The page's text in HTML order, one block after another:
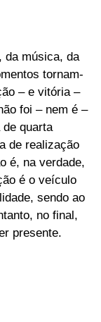
da música, da
tornam-
– e vitória –
foi – nem é –
quarta
de realização
é, na verdade,
é o veículo
sendo ao
no final,
presente.